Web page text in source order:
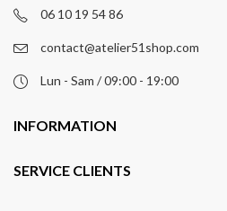
06 10 19 54 86
contact@atelier51shop.com
Lun - Sam / 09:00 - 19:00
INFORMATION
SERVICE CLIENTS